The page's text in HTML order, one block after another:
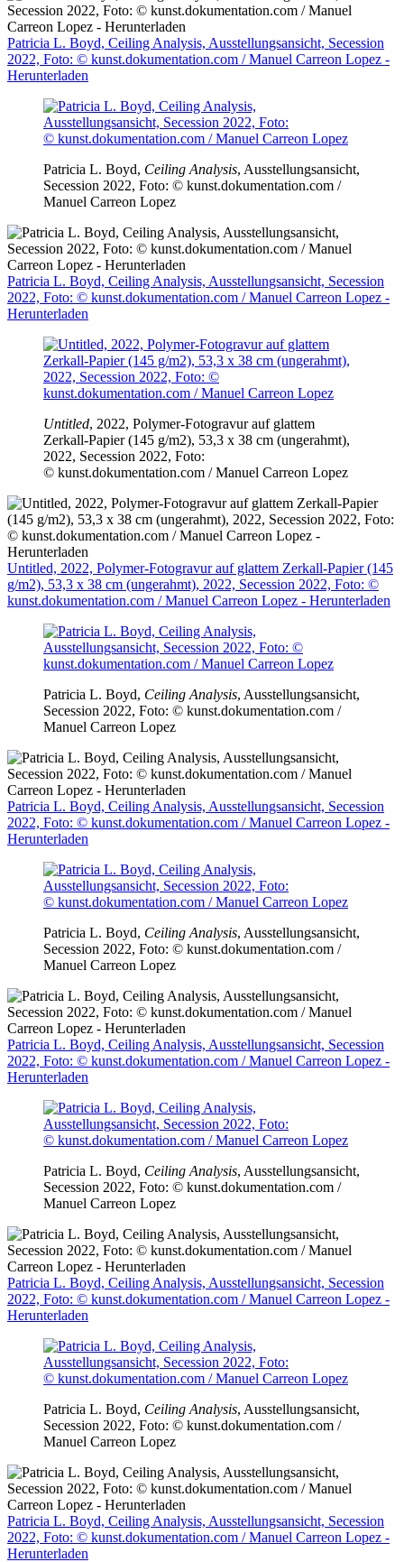
Patricia L. Boyd, Ceiling Analysis, Ausstellungsansicht, Secession
2022, Foto: © kunst.dokumentation.com / Manuel Carreon Lopez -
Herunterladen
Patricia L. Boyd, Ceiling Analysis, Ausstellungsansicht,
Secession 2022, Foto: © kunst.dokumentation.com /
Manuel Carreon Lopez
Patricia L. Boyd, Ceiling Analysis, Ausstellungsansicht, Secession
2022, Foto: © kunst.dokumentation.com / Manuel Carreon Lopez -
Herunterladen
Untitled, 2022, Polymer-Fotogravur auf glattem
Zerkall-Papier (145 g/m2), 53,3 x 38 cm (ungerahmt),
2022, Secession 2022, Foto:
© kunst.dokumentation.com / Manuel Carreon Lopez
Untitled, 2022, Polymer-Fotogravur auf glattem Zerkall-Papier (145
g/m2), 53,3 x 38 cm (ungerahmt), 2022, Secession 2022, Foto: ©
kunst.dokumentation.com / Manuel Carreon Lopez - Herunterladen
Patricia L. Boyd, Ceiling Analysis, Ausstellungsansicht,
Secession 2022, Foto: © kunst.dokumentation.com /
Manuel Carreon Lopez
Patricia L. Boyd, Ceiling Analysis, Ausstellungsansicht, Secession
2022, Foto: © kunst.dokumentation.com / Manuel Carreon Lopez -
Herunterladen
Patricia L. Boyd, Ceiling Analysis, Ausstellungsansicht,
Secession 2022, Foto: © kunst.dokumentation.com /
Manuel Carreon Lopez
Patricia L. Boyd, Ceiling Analysis, Ausstellungsansicht, Secession
2022, Foto: © kunst.dokumentation.com / Manuel Carreon Lopez -
Herunterladen
Patricia L. Boyd, Ceiling Analysis, Ausstellungsansicht,
Secession 2022, Foto: © kunst.dokumentation.com /
Manuel Carreon Lopez
Patricia L. Boyd, Ceiling Analysis, Ausstellungsansicht, Secession
2022, Foto: © kunst.dokumentation.com / Manuel Carreon Lopez -
Herunterladen
Patricia L. Boyd, Ceiling Analysis, Ausstellungsansicht,
Secession 2022, Foto: © kunst.dokumentation.com /
Manuel Carreon Lopez
Patricia L. Boyd, Ceiling Analysis, Ausstellungsansicht, Secession
2022, Foto: © kunst.dokumentation.com / Manuel Carreon Lopez -
Herunterladen